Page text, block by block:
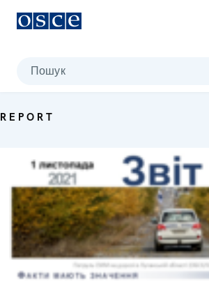
Пошук
REPORT